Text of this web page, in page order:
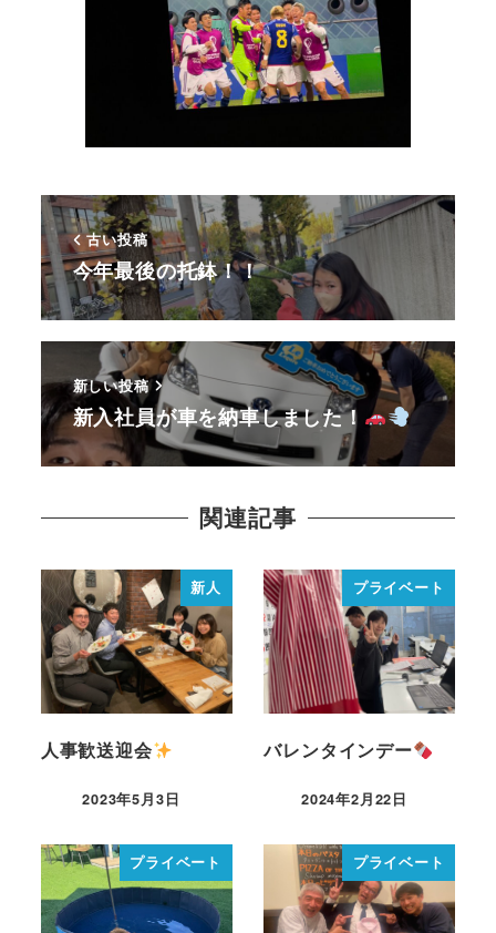
古い投稿
今年最後の托鉢！！
新しい投稿
新入社員が車を納車しました！
関連記事
新人
人事歓送迎会
2023年5月3日
プライベート
バレンタインデー
2024年2月22日
プライベート プライベート